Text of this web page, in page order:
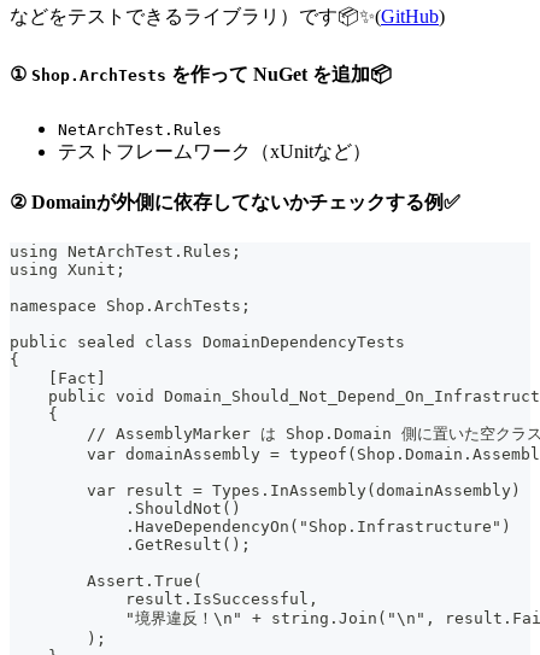
などをテストできるライブラリ）です📦✨(GitHub)
① Shop.ArchTests を作って NuGet を追加📦
NetArchTest.Rules
テストフレームワーク（xUnitなど）
② Domainが外側に依存してないかチェックする例✅
using NetArchTest.Rules;
using Xunit;
namespace Shop.ArchTests;
public sealed class DomainDependencyTests
{
    [Fact]
public void
    {
// AssemblyMarker は Shop.Domain 側に置いた空クラス
var domainAssembly =
        var result = Types.InAssembly(domainAssembly)
            .ShouldNot()
            .HaveDependencyOn("Shop.Infrastructure")
            .GetResult();
        Assert.True(
            result.IsSuccessful,
"境界違反！\n" + string.Join("\n",
        );